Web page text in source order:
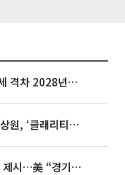
종부세 개편에도…1·3주택 종부세 격차 2028년부터 확대
미국, 가상자산 포괄 규제 속도…상원, ‘클래리티법’ 9월 절차투표 추진
이란, 미국에 호르무즈 합의 조건 제시…美 “경기 아직 안 끝나” [종합]